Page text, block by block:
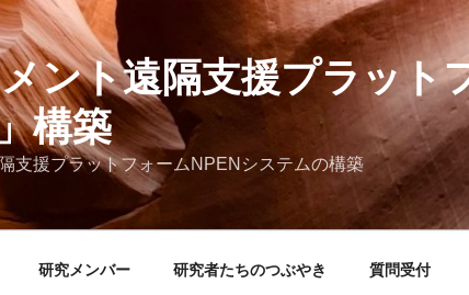
ント遠隔支援プラット
構築
支援プラットフォームNPENシステムの構築
研究メンバー 研究者たちのつぶやき 質問受付